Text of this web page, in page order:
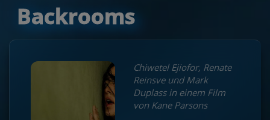
Backrooms
Chiwetel Ejiofor, Renate
Reinsve und Mark
Duplass in einem Film
von Kane Parsons